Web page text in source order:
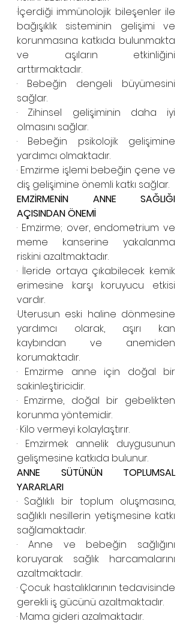
·İçerdiği immünolojik bileşenler ile
bağışıklık sisteminin gelişimi ve
korunmasına katkıda bulunmakta
ve aşıların etkinliğini
arttırmaktadır.
· Bebeğin dengeli büyümesini
sağlar.
· Zihinsel gelişiminin daha iyi
olmasını sağlar.
· Bebeğin psikolojik gelişimine
yardımcı olmaktadır.
· Emzirme işlemi bebeğin çene ve
diş gelişimine önemli katkı sağlar.
EMZİRMENİN ANNE SAĞLIĞI
AÇISINDAN ÖNEMİ
· Emzirme; over, endometrium ve
meme kanserine yakalanma
riskini azaltmaktadır.
· İleride ortaya çıkabilecek kemik
erimesine karşı koruyucu etkisi
vardır.
·Uterusun eski haline dönmesine
yardımcı olarak, aşırı kan
kaybından ve anemiden
korumaktadır.
· Emzirme anne için doğal bir
sakinleştiricidir.
· Emzirme, doğal bir gebelikten
korunma yöntemidir.
· Kilo vermeyi kolaylaştırır.
· Emzirmek annelik duygusunun
gelişmesine katkıda bulunur.
ANNE SÜTÜNÜN TOPLUMSAL
YARARLARI
· Sağlıklı bir toplum oluşmasına,
sağlıklı nesillerin yetişmesine katkı
sağlamaktadır.
· Anne ve bebeğin sağlığını
koruyarak sağlık harcamalarını
azaltmaktadır.
· Çocuk hastalıklarının tedavisinde
gerekli iş gücünü azaltmaktadır.
· Mama gideri azalmaktadır.